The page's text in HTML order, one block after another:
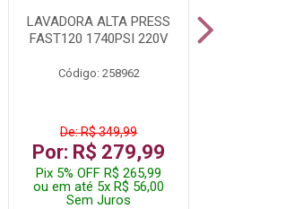
LAVADORA ALTA PRESS
FAST120 1740PSI 220V
Código: 258962
De: R$ 349,99
Por: R$ 279,99
Pix 5% OFF R$ 265,99
ou em até 5x R$ 56,00
Sem Juros